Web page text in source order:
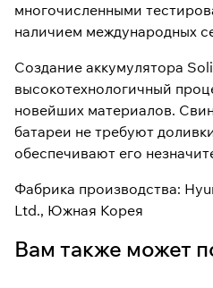
многочисленными
наличием международных
Создание аккумулятора
высокотехнологичный
новейших материалов.
батареи не требуют
обеспечивают его
Фабрика производства:
Ltd., Южная Корея
Вам также может